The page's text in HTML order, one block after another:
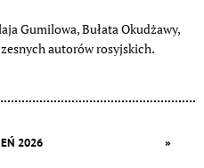
2026 »
Gumilowa, Bułata Okudżawy,
autorów rosyjskich.